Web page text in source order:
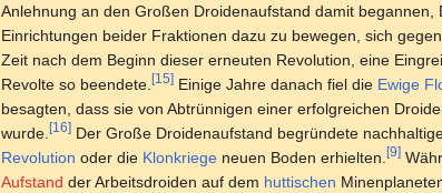
Anlehnung an den Großen Droidenaufstand damit begannen,
Einrichtungen beider Fraktionen dazu zu bewegen, sich
Zeit nach dem Beginn dieser erneuten Revolution, eine
Revolte so beendete. [15] Einige Jahre danach fiel die Ewige
besagten, dass sie von Abtrünnigen einer erfolgreichen
wurde. [16] Der Große Droidenaufstand begründete
Revolution oder die Klonkriege neuen Boden erhielten. [9]
Aufstand der Arbeitsdroiden auf dem huttischen